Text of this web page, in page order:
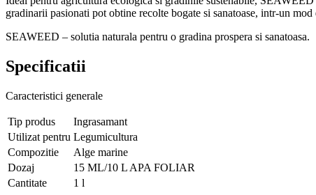
gradinarii pasionati pot obtine recolte bogate si sanatoase, intr-un
SEAWEED – solutia naturala pentru o gradina prospera si sanatoasa.
Specificatii
Caracteristici generale
Tip produs
Ingrasamant
Utilizat pentru Legumicultura
Compozitie
Alge marine
Dozaj
15 ML/10 L APA FOLIAR
Cantitate
1 l